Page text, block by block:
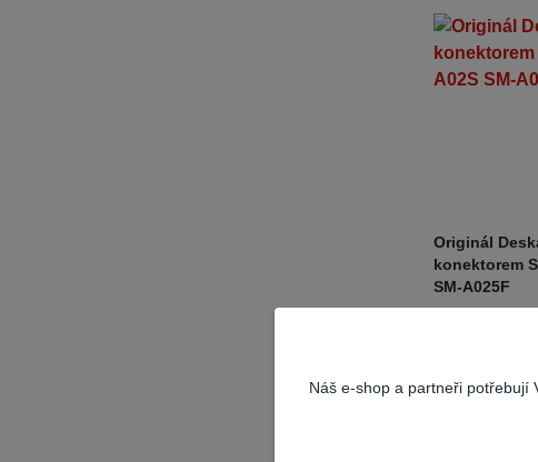
Originál
konektorem
SM-A025F
konektory
model je vždy
produktu pro
Náš e-shop a partneři potřebují